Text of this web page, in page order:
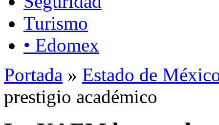
Turismo
• Edomex
Portada » Estado de
prestigio académico